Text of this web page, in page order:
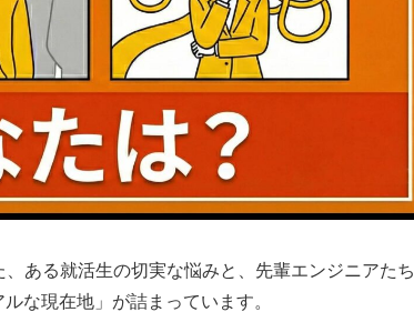
ある就活生の切実な悩みと、先輩エンジニアたち
な現在地」が詰まっています。